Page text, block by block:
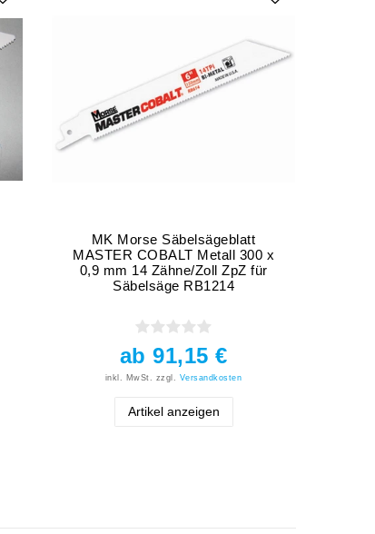
MK Morse Säbelsägeblatt
MASTER COBALT Metall 300 x
0,9 mm 14 Zähne/Zoll ZpZ für
Säbelsäge RB1214
ab 91,15 €
inkl. MwSt. zzgl. Versandkosten
Artikel anzeigen